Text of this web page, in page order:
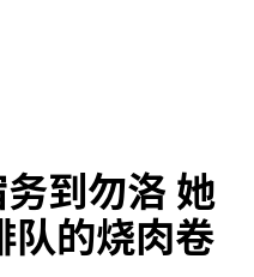
到勿洛 她
队的烧肉卷